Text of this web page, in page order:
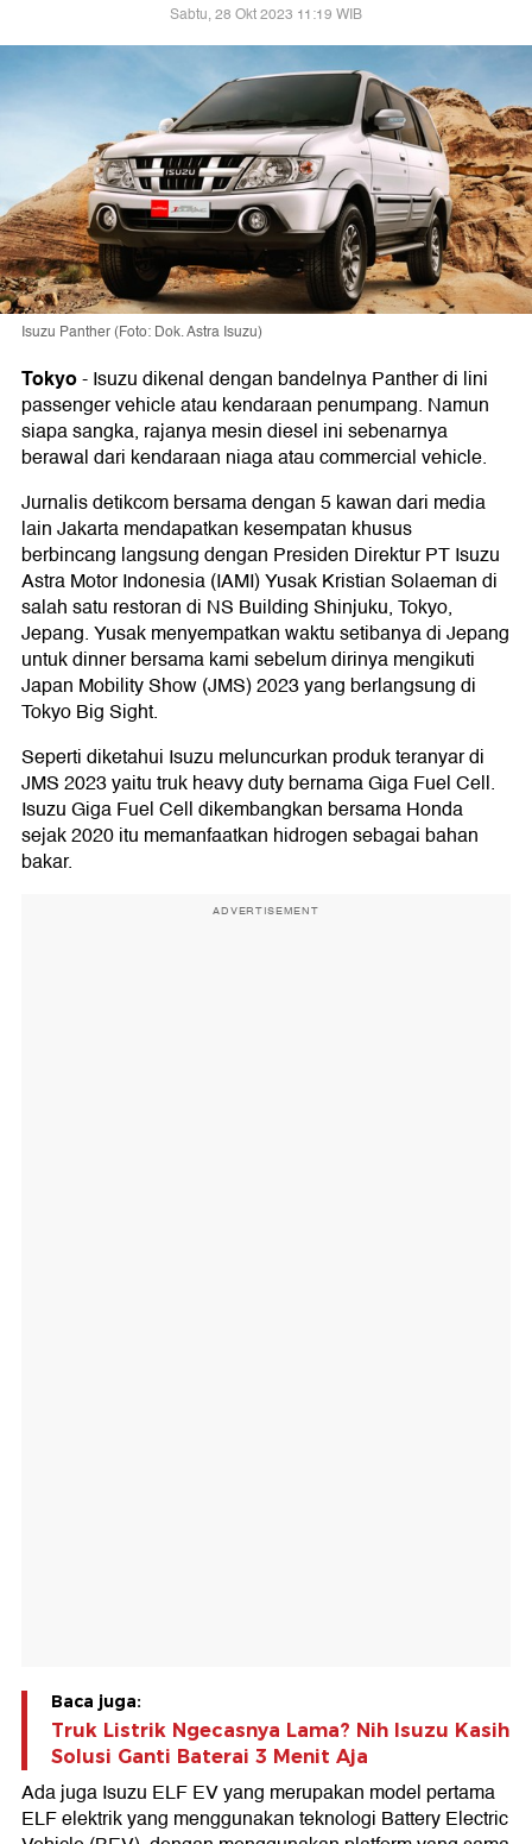
Sabtu, 28 Okt 2023 11:19 WIB
Isuzu Panther (Foto: Dok. Astra Isuzu)
Tokyo-Isuzu dikenal dengan bandelnya Panther di lini
passenger vehicle atau kendaraan penumpang. Namun
siapa sangka, rajanya mesin diesel ini sebenarnya
berawal dari kendaraan niaga atau commercial vehicle.
Jurnalis detikcom bersama dengan 5 kawan dari media
lain Jakarta mendapatkan kesempatan khusus
berbincang langsung dengan Presiden Direktur PT Isuzu
Astra Motor Indonesia (IAMI) Yusak Kristian Solaeman di
salah satu restoran di NS Building Shinjuku, Tokyo,
Jepang. Yusak menyempatkan waktu setibanya di Jepang
untuk dinner bersama kami sebelum dirinya mengikuti
Japan Mobility Show (JMS) 2023 yang berlangsung di
Tokyo Big Sight.
Seperti diketahui Isuzu meluncurkan produk teranyar di
JMS 2023 yaitu truk heavy duty bernama Giga Fuel Cell.
Isuzu Giga Fuel Cell dikembangkan bersama Honda
sejak 2020 itu memanfaatkan hidrogen sebagai bahan
bakar.
ADVERTISEMENT
Baca juga:
Truk Listrik Ngecasnya Lama? Nih Isuzu Kasih
Solusi Ganti Baterai 3 Menit Aja
Ada juga Isuzu ELF EV yang merupakan model pertama
ELF elektrik yang menggunakan teknologi Battery Electric